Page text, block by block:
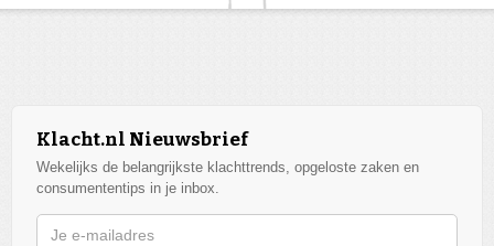
Klacht.nl Nieuwsbrief
Wekelijks de belangrijkste klachttrends, opgeloste zaken en
consumententips in je inbox.